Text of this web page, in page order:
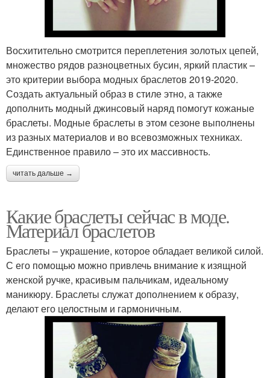
Восхитительно смотрится переплетения золотых цепей,
множество рядов разноцветных бусин, яркий пластик –
это критерии выбора модных браслетов 2019-2020.
Создать актуальный образ в стиле этно, а также
дополнить модный джинсовый наряд помогут кожаные
браслеты. Модные браслеты в этом сезоне выполнены
из разных материалов и во всевозможных техниках.
Единственное правило – это их массивность.
читать дальше →
Какие браслеты сейчас в моде.
Материал браслетов
Браслеты – украшение, которое обладает великой силой.
С его помощью можно привлечь внимание к изящной
женской ручке, красивым пальчикам, идеальному
маникюру. Браслеты служат дополнением к образу,
делают его целостным и гармоничным.